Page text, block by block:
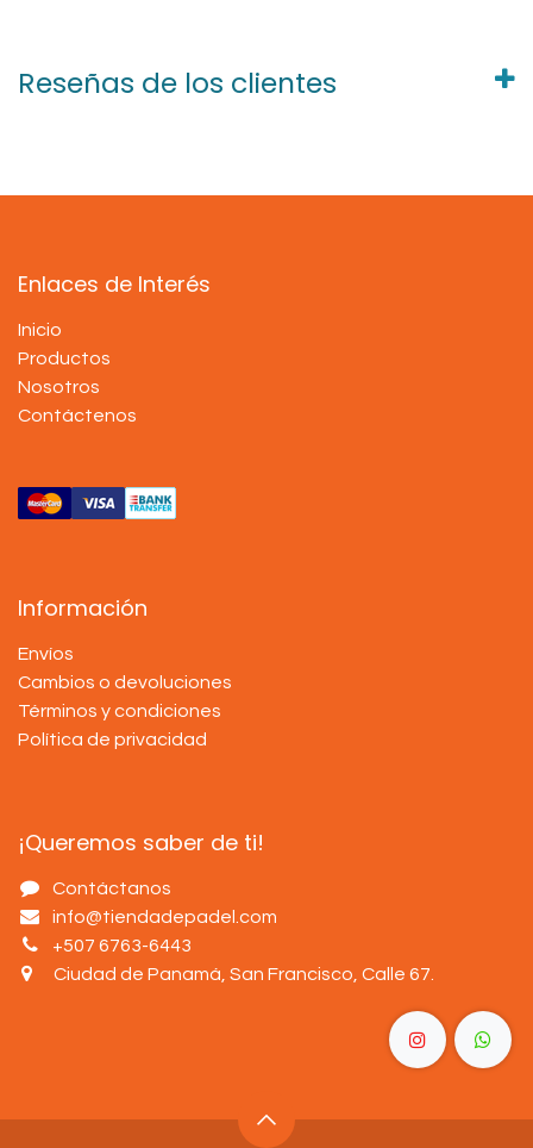
Reseñas de los clientes
Enlaces de Interés
Inicio
Productos
Nosotros
Contáctenos
Información
Envíos
Cambios o devoluciones
Términos y condiciones
Política de privacidad
¡Queremos saber de ti!
Contáctanos
info@tiendadepadel.com
+507 6763-6443
Ciudad de Panamá, San Francisco, Calle 67